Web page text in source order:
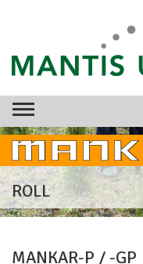
ROLL
MANKAR-P / -GP